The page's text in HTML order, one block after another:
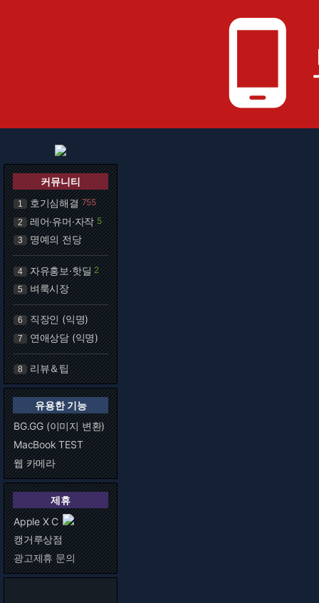
phone_android
커뮤니티
1 호기심해결 755
2 레어·유머·자작 5
3 명예의 전당
4 자유홍보·핫딜 2
5 벼룩시장
6 직장인 (익명)
7 연애상담 (익명)
8 리뷰＆팁
유용한 기능
BG.GG (이미지 변환)
MacBook TEST
웹 카메라
제휴
Apple X C
캥거루상점
광고제휴 문의